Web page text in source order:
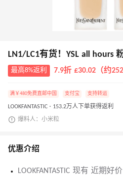
LN1/LC1有货！YSL all hours
最高8%返利 7.9折 £30.02（约252
满￥480免费直邮中国 支付宝 支持转运
LOOKFANTASTIC · 153.2万人下单获得返利
爆料人：小米粒
优惠介绍
LOOKFANTASTIC 现有 近期好